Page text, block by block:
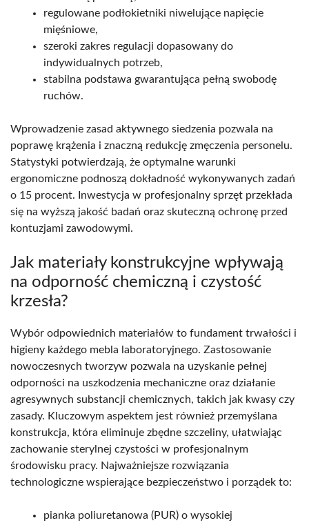
regulowane podłokietniki niwelujące napięcie
mięśniowe,
szeroki zakres regulacji dopasowany do
indywidualnych potrzeb,
stabilna podstawa gwarantująca pełną swobodę
ruchów.
Wprowadzenie zasad aktywnego siedzenia pozwala na
poprawę krążenia i znaczną redukcję zmęczenia personelu.
Statystyki potwierdzają, że optymalne warunki
ergonomiczne podnoszą dokładność wykonywanych zadań
o 15 procent. Inwestycja w profesjonalny sprzęt przekłada
się na wyższą jakość badań oraz skuteczną ochronę przed
kontuzjami zawodowymi.
Jak materiały konstrukcyjne wpływają
na odporność chemiczną i czystość
krzesła?
Wybór odpowiednich materiałów to fundament trwałości i
higieny każdego mebla laboratoryjnego. Zastosowanie
nowoczesnych tworzyw pozwala na uzyskanie pełnej
odporności na uszkodzenia mechaniczne oraz działanie
agresywnych substancji chemicznych, takich jak kwasy czy
zasady. Kluczowym aspektem jest również przemyślana
konstrukcja, która eliminuje zbędne szczeliny, ułatwiając
zachowanie sterylnej czystości w profesjonalnym
środowisku pracy. Najważniejsze rozwiązania
technologiczne wspierające bezpieczeństwo i porządek to:
pianka poliuretanowa (PUR) o wysokiej